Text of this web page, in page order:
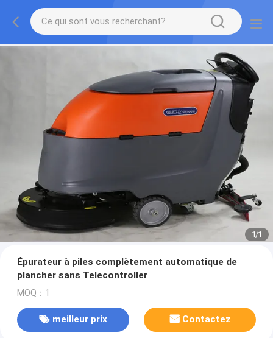
1/1
Épurateur à piles complètement automatique de
plancher sans Telecontroller
MOQ：1
meilleur prix Contactez